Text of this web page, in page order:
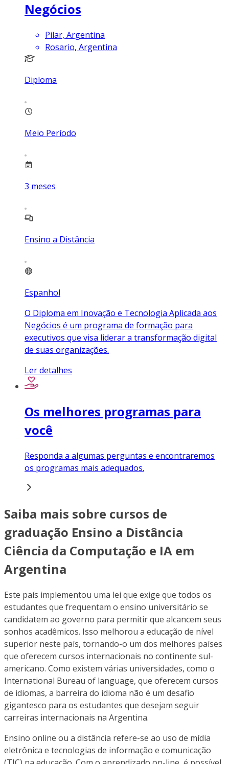
Negócios
Pilar, Argentina
Rosario, Argentina
Diploma
Meio Período
3 meses
Ensino a Distância
Espanhol
O Diploma em Inovação e Tecnologia Aplicada aos
Negócios é um programa de formação para
executivos que visa liderar a transformação digital
de suas organizações.
Ler detalhes
Os melhores programas para
você
Responda a algumas perguntas e encontraremos
os programas mais adequados.
Saiba mais sobre cursos de
graduação Ensino a Distância
Ciência da Computação e IA em
Argentina
Este país implementou uma lei que exige que todos os
estudantes que frequentam o ensino universitário se
candidatem ao governo para permitir que alcancem seus
sonhos acadêmicos. Isso melhorou a educação de nível
superior neste país, tornando-o um dos melhores países
que oferecem cursos internacionais no continente sul-
americano. Como existem várias universidades, como o
International Bureau of language, que oferecem cursos
de idiomas, a barreira do idioma não é um desafio
gigantesco para os estudantes que desejam seguir
carreiras internacionais na Argentina.
Ensino online ou a distância refere-se ao uso de mídia
eletrônica e tecnologias de informação e comunicação